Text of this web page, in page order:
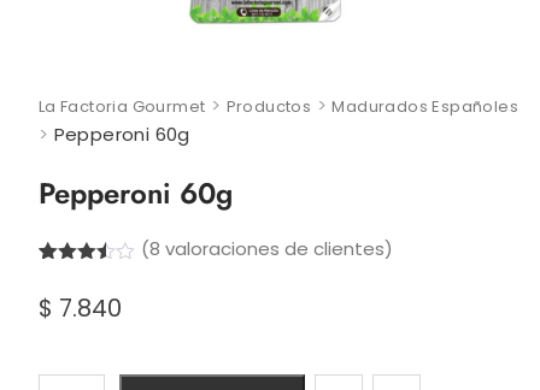
La Factoria Gourmet > Productos >Madurados Españoles
> Pepperoni 60g
Pepperoni 60g
con
3.50 de
(8 valoraciones de clientes)
$ 7.840